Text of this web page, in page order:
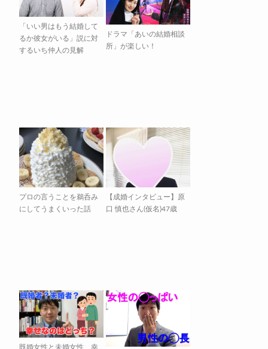
「いい男はもう結婚して
るか彼女がいる」説に対
するいち仲人の見解
ドラマ「あいの結婚相談
所」が楽しい！
プロの言うことを鵜呑み
にしてうまくいった話
【成婚インタビュー】原
口 慎也さん(仮名)47歳
既婚女性と未婚女性、幸